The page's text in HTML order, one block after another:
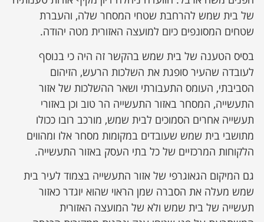
של בית שמש להרחבת שטחי המסחר שלה, והעברת
שטחים המסונפים כיום למועצה האזורית מטה יהודה.
בסיס הטענה של בית שמש בהקשר זה היה כי בנוסף
לעובדה שהעיר סופגת את השלכות הרעש, הזיהום
הסביבתי, העומס התעבורתי ושאר ההשלכות של אזור
התעשייה, המסחר באזור התעשייה הר טוב וכן באזורי
תעשייה אחרים הסמוכים לבית שמש, מורכב רובו ככולו
מתושבי בית שמש שעובדים במקומות מסחר אלו ומהווים
הלקוחות המרכזיים של כל בתי העסק באזור התעשייה.
גם המיקום הגאוגרפי של אזור התעשייה בצמוד לעיר בית
שמש מעלה את הסברה שמן הראוי שהוא יוגדר כאזור
תעשייה של בית שמש ולא של המועצה האזורית